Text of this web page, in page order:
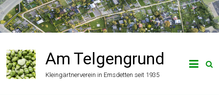
Zum
Inhalt
springen
Am Telgengrund
Kleingärtnerverein in Emsdetten seit 1935